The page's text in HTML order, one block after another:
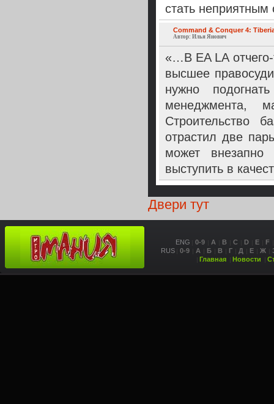
стать
Command & Conquer 4:
Автор: Илья Янович
«…В EA LA
высшее
нужно
менеджмента,
Строительство
отрастил две
может
выступить в
Двери тут
ENG 0-9 A B C D E
F
RUS
0-9 А Б В Г Д Е Ж
Главная
Новости